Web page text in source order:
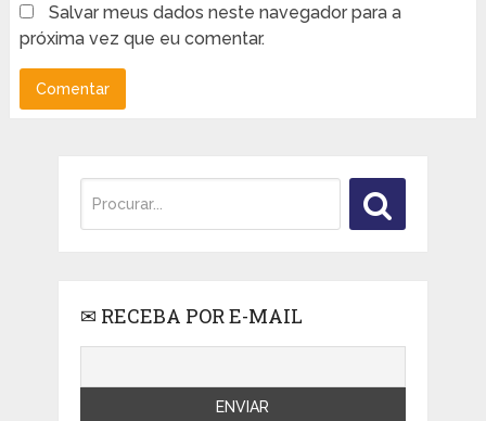
Salvar meus dados neste navegador para a
próxima vez que eu comentar.
✉ RECEBA POR E-MAIL